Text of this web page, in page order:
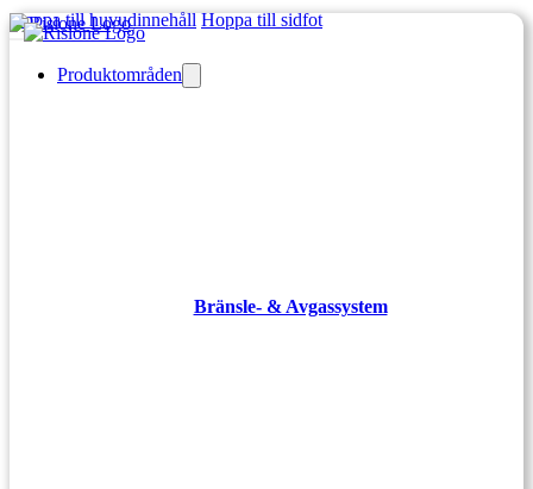
Hoppa till huvudinnehåll Hoppa till sidfot
Produktområden
Bränsle- & Avgassystem